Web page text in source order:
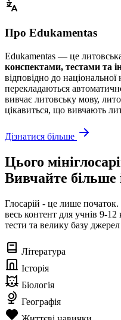
Про Edukamentas
Edukamentas — це
конспектами, тестами та
відповідно до
перекладаються
вивчає литовську мову,
цікавиться, що вивчають
Дізнатися більше
Цього
Вивчайте більше
Глосарій - це лише початок.
весь контент для учнів 9-12
тести та велику базу
Література
Історія
Біологія
Географія